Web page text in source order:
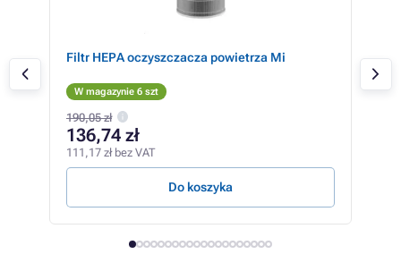
Filtr HEPA oczyszczacza powietrza Mi
W magazynie 6 szt
190,05 zł
136,74 zł
111,17 zł bez VAT
Do koszyka
W